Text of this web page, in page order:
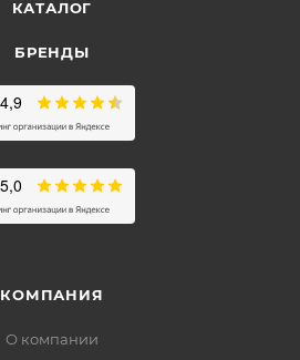
КАТАЛОГ
БРЕНДЫ
КОМПАНИЯ
О компании